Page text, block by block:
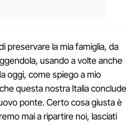
preservare la mia famiglia, da
usando a volte anche
oggi, come spiego a mio
questa nostra Italia conclude
ponte. Certo cosa giusta è
mai a ripartire noi, lasciati